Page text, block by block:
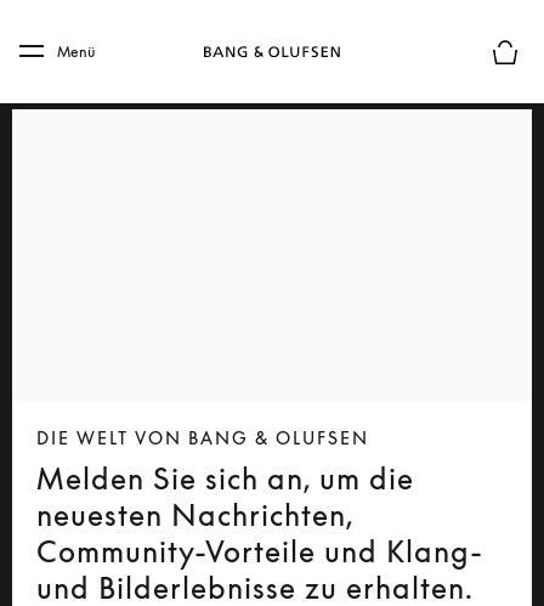
Skip to main footer
Menü
DIE WELT VON BANG & OLUFSEN
Melden Sie sich an, um die
neuesten Nachrichten,
Community-Vorteile und Klang-
und Bilderlebnisse zu erhalten.